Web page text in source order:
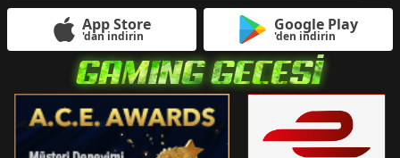
App Store
'dan indirin
Google Play
'den indirin